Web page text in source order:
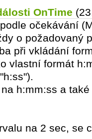
OnTime
očekávání
o požadovaný
při vkládání
vlastní formát
h:mm:ss a
na 2 sec, se